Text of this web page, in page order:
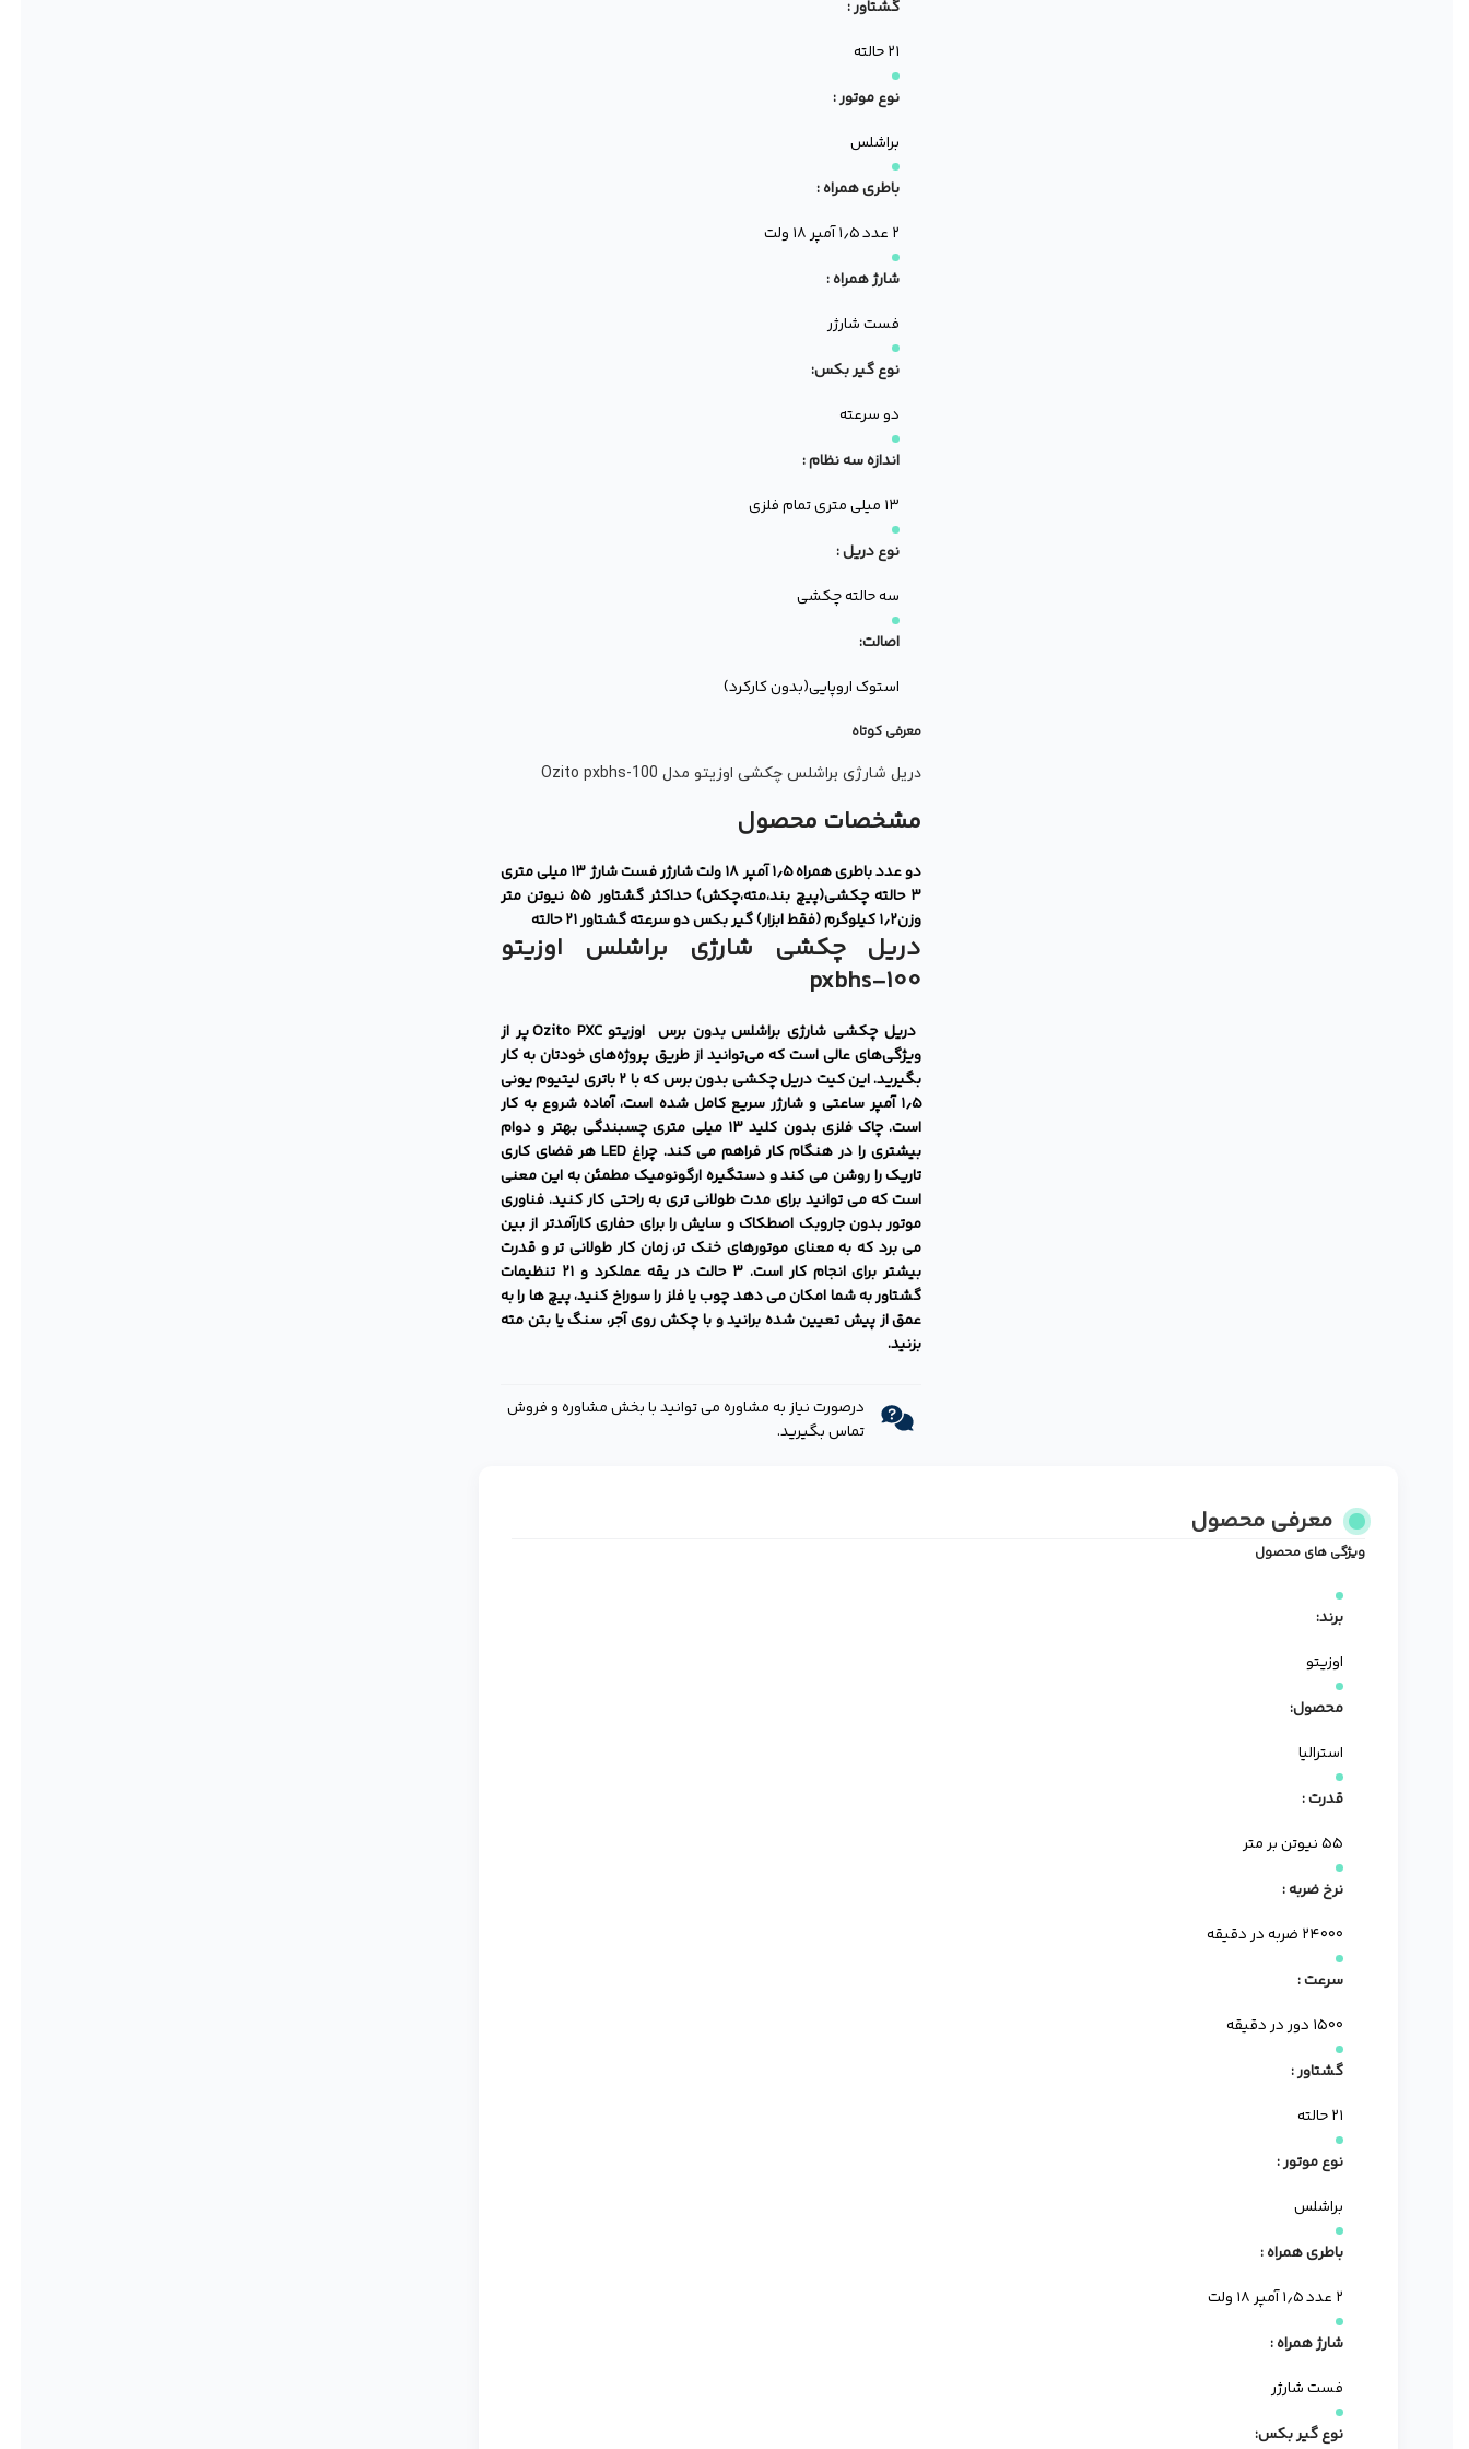
گشتاور :
۲۱ حالته
نوع موتور :
براشلس
باطری همراه :
۲ عدد ۱٫۵ آمپر ۱۸ ولت
شارژ همراه :
فست شارژر
نوع گیر بکس:
دو سرعته
اندازه سه نظام :
۱۳ میلی متری تمام فلزی
نوع دریل :
سه حالته چکشی
اصالت:
استوک اروپایی(بدون کارکرد)
معرفی کوتاه
دریل شارژی براشلس چکشی اوزیتو مدل Ozito pxbhs-100
مشخصات محصول
دو عدد باطری همراه ۱٫۵ آمپر ۱۸ ولت شارژر فست شارژ۱۳ میلی متری
۳ حالته چکشی(پیچ بند،مته،چکش)
حداکثر گشتاور ۵۵ نیوتن متر
وزن ۱٫۲ کیلوگرم (فقط ابزار) گیر بکس دو سرعته گشتاور ۲۱ حالته
دریل چکشی شارژی براشلس اوزیتو
pxbhs-100
دریل چکشی شارژی براشلس بدون برس اوزیتو Ozito PXC پر از
ویژگی‌های عالی است که می‌توانید از طریق پروژه‌های خودتان به کار
بگیرید. این کیت دریل چکشی بدون برس که با ۲ باتری لیتیوم یونی
۱٫۵ آمپر ساعتی و شارژر سریع کامل شده است، آماده شروع به کار
است.
چاک فلزی بدون کلید ۱۳ میلی متری چسبندگی بهتر و دوام
بیشتری را در هنگام کار فراهم می کند. چراغ LED هر فضای کاری
تاریک را روشن می کند و دستگیره ارگونومیک مطمئن به این معنی
است که می توانید برای مدت طولانی تری به راحتی کار کنید.فناوری
موتور بدون جاروبک اصطکاک و سایش را برای حفاری کارآمدتر از بین
می برد که به معنای موتورهای خنک تر، زمان کار طولانی تر و قدرت
بیشتر برای انجام کار است. ۳ حالت در یقه عملکرد و ۲۱ تنظیمات
گشتاور به شما امکان می دهد چوب یا فلز را سوراخ کنید، پیچ ها را به
عمق از پیش تعیین شده برانید و با چکش روی آجر، سنگ یا بتن مته
بزنید.
درصورت نیاز به مشاوره می توانید با بخش مشاوره و فروش
تماس بگیرید.
معرفی محصول
ویژگی های محصول
برند:
اوزیتو
محصول:
استرالیا
قدرت :
۵۵ نیوتن بر متر
نرخ ضربه :
۲۴۰۰۰ ضربه در دقیقه
سرعت :
۱۵۰۰ دور در دقیقه
گشتاور :
۲۱ حالته
نوع موتور :
براشلس
باطری همراه :
۲ عدد ۱٫۵ آمپر ۱۸ ولت
شارژ همراه :
فست شارژر
نوع گیر بکس: